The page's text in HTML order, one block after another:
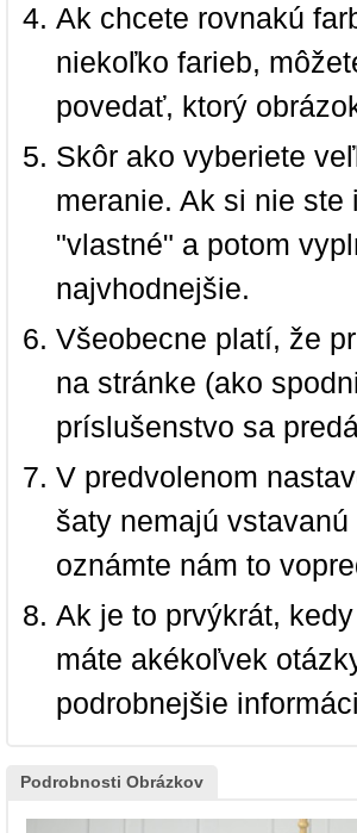
Ak chcete rovnakú
niekoľko farieb,
povedať, ktorý
Skôr ako vyberiete
meranie. Ak si nie
"vlastné" a potom
najvhodnejšie.
Všeobecne platí, že
na stránke (ako
príslušenstvo sa
V predvolenom
šaty nemajú
oznámte nám to
Ak je to prvýkrát,
máte akékoľvek
podrobnejšie
Podrobnosti Obrázkov